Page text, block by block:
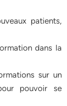
patients,
dans la
sur un
pouvoir se